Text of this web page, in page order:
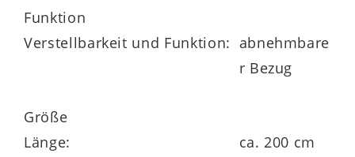
vierseitiger roter Reißverschluss
abnehmbar und bis 60 Grad waschbar
Matratzenkern
Funktion
Verstellbarkeit und Funktion: abnehmbare
r Bezug
Größe
Länge:
ca. 200 cm